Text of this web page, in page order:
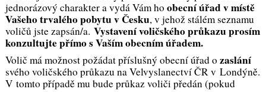
jednorázový charakter a vydá Vám ho obecní úřad v místě
Vašeho trvalého pobytu v Česku, v jehož stálém seznamu
voličů jste zapsán/a. Vystavení voličského průkazu prosím
konzultujte přímo s Vaším obecním úřadem.
Volič má možnost požádat příslušný obecní úřad o zaslání
svého voličského průkazu na Velvyslanectví ČR v Londýně.
V tomto případě mu bude průkaz voliči předán (pokud